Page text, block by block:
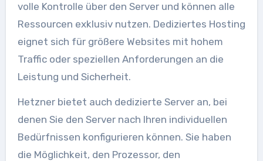
volle Kontrolle über den Server und können alle
Ressourcen exklusiv nutzen. Dediziertes Hosting
eignet sich für größere Websites mit hohem
Traffic oder speziellen Anforderungen an die
Leistung und Sicherheit.
Hetzner bietet auch dedizierte Server an, bei
denen Sie den Server nach Ihren individuellen
Bedürfnissen konfigurieren können. Sie haben
die Möglichkeit, den Prozessor, den